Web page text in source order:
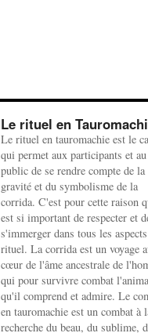
Le rituel en
Le rituel en tauromachie est le
qui permet aux participants et au
public de se rendre compte de la
gravité et du symbolisme de la
corrida. C'est pour cette raison
est si important de respecter et
s'immerger dans tous les
rituel. La corrida est un voyage
cœur de l'âme ancestrale de
qui pour survivre combat
qu'il comprend et admire. Le
en tauromachie est un combat à
recherche du beau, du sublime,